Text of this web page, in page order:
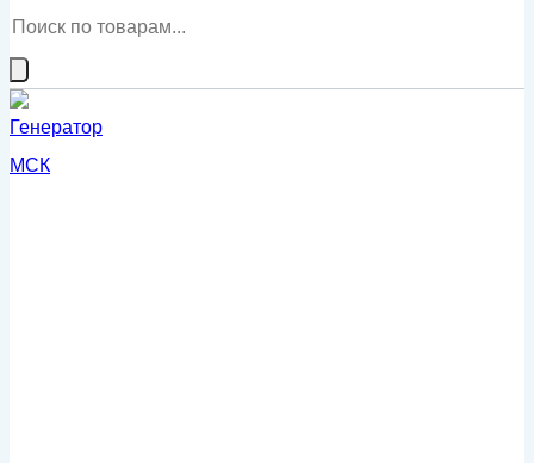
Поиск
товаров